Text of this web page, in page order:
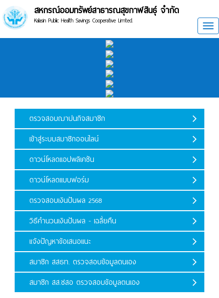
สหกรณ์ออมทรัพย์สาธารณสุขกาฬสินธุ์ จำกัด
Kalasin Public Health Savings Cooperative Limted.
ตรวจสอบฌาปนกิจสมาชิก
เข้าสู่ระบบสมาชิกออนไลน์
ดาวน์โหลดแอปพลิเคชัน
ดาวน์โหลดแบบฟอร์ม
ตรวจสอบเงินปันผล 2568
วิธีคำนวนเงินปันผล - เฉลี่ยคืน
แจ้งปัญหาข้อเสนอแนะ
สมาชิก สสธท. ตรวจสอบข้อมูลตนเอง
สมาชิก สส.ชสอ ตรวจสอบข้อมูลตนเอง